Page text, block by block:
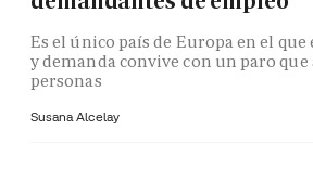
Es el único país de Europa en el
y demanda convive con un paro que
personas
Susana Alcelay